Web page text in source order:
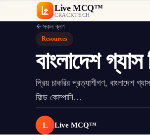
Live MCQ™
CRACKTECH
সকল ব্লগ
Resources
বাংলাদেশ
প্রিয় চাকরির প্রত্যাশীগণ, বাংলাদেশ
ফিল্ড কোম্পানি…
L Live MCQ™